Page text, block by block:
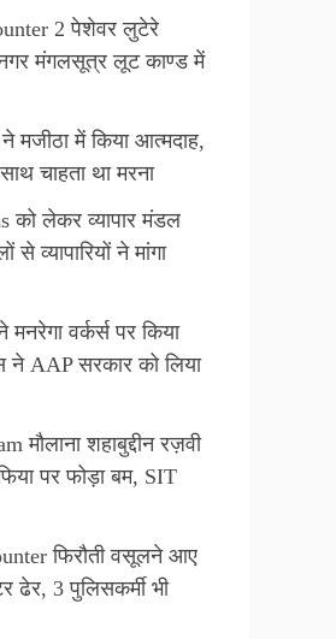
2 पेशेवर लुटेरे
मंगलसूत्र लूट काण्‍ड में
मजीठा में किया आत्मदाह,
चाहता था मरना
को लेकर व्यापार मंडल
से व्यापारियों ने मांगा
वर्कर्स पर किया
ने AAP सरकार को लिया
मौलाना शहाबुद्दीन रज़वी
पर फोड़ा बम, SIT
फिरौती वसूलने आए
ढेर, 3 पुलिसकर्मी भी